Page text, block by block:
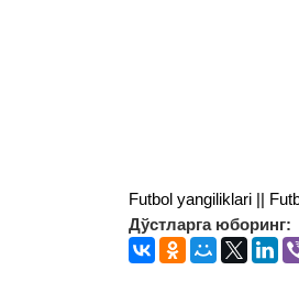
Futbol yangiliklari ||
Дўстларга юборинг: